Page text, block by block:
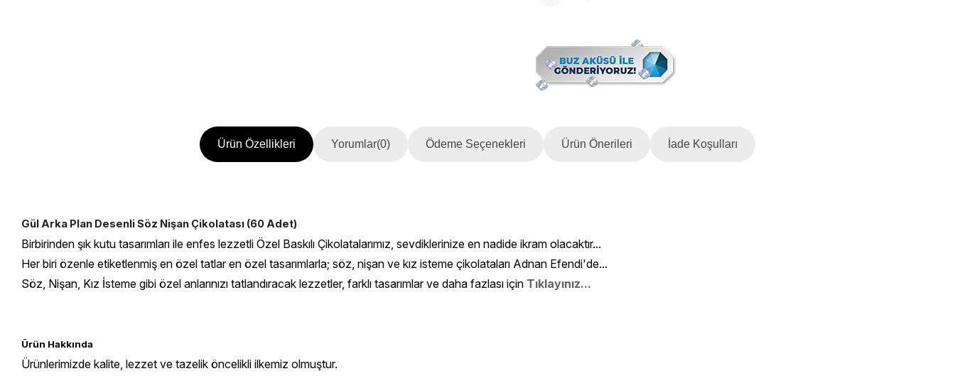
Ürün Özellikleri Yorumlar(0) Ödeme Seçenekleri Ürün Önerileri İade Koşulları
Gül Arka Plan Desenli Söz Nişan Çikolatası (60 Adet)
Birbirinden şık kutu tasarımları ile enfes lezzetli Özel Baskılı Çikolatalarımız, sevdiklerinize en nadide ikram olacaktır...
Her biri özenle etiketlenmiş en özel tatlar en özel tasarımlarla; söz, nişan ve kız isteme çikolataları Adnan Efendi'de...
Söz, Nişan, Kız İsteme gibi özel anlarınızı tatlandıracak lezzetler, farklı tasarımlar ve daha fazlası için Tıklayınız...
Ürün Hakkında
Ürünlerimizde kalite, lezzet ve tazelik öncelikli ilkemiz olmuştur.